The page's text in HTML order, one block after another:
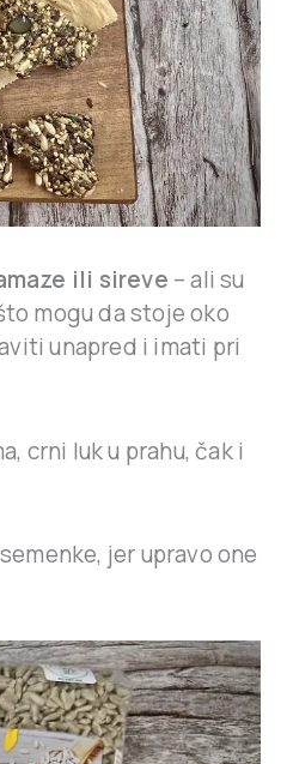
ili sireve – ali su
mogu da stoje oko
unapred i imati pri
crni luk u prahu, čak i
jer upravo one